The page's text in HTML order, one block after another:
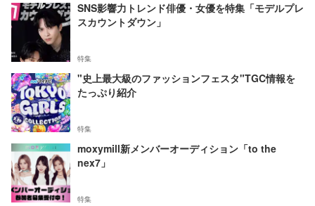
SNS影響力トレンド俳優・女優を特集「モデルプレ
スカウントダウン」
特集
"史上最大級のファッションフェスタ"TGC情報を
たっぷり紹介
特集
moxymill新メンバーオーディション「to the
nex7」
特集